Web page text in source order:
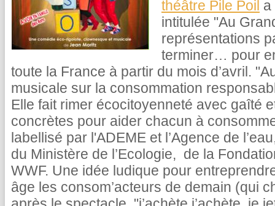
théâtre Pile Poil a
intitulée "Au
représentations
terminer… pour
toute la France à partir du mois d’avril.
musicale sur la consommation
Elle fait rimer écocitoyenneté avec gaîté
concrètes pour aider chacun à
labellisé par l'ADEME et l’Agence de
du Ministère de l’Ecologie, de la
WWF. Une idée ludique pour
âge les consom’acteurs de demain (qui